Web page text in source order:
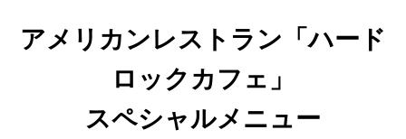
Restaurant
Wedding
アメリカンレストラン「ハード
ロックカフェ」
スペシャルメニュー